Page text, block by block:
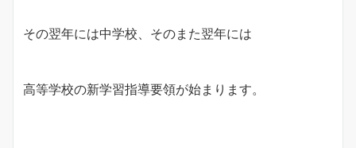
その翌年には中学校、そのまた翌年には
高等学校の新学習指導要領が始まります。